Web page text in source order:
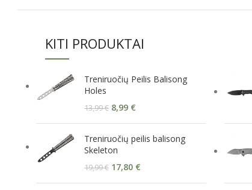
KITI PRODUKTAI
Treniruočių Peilis Balisong
Holes
13,99€ 8,99 €
Treniruočių peilis balisong
Skeleton
19,99€ 17,80 €